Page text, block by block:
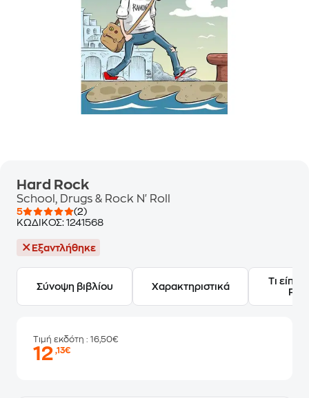
Hard Rock
School, Drugs & Rock N' Roll
5
(2)
ΚΩΔΙΚΟΣ: 1241568
Εξαντλήθηκε
Σύνοψη βιβλίου Χαρακτηριστικά
Τι
Τιμή εκδότη : 16,50€
12,13€